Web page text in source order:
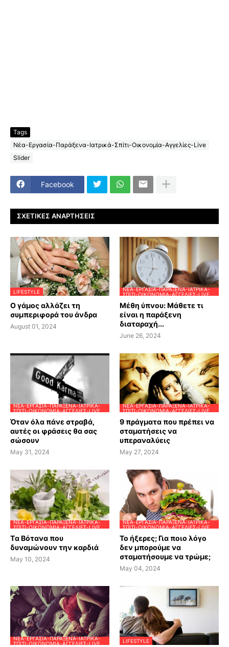
Tags
Νέα-Εργασία-Παράξενα-Ιατρικά-Σπίτι-Οικονομία-Αγγελίες-Live
Slider
Facebook
ΣΧΕΤΙΚΈΣ ΑΝΑΡΤΉΣΕΙΣ
LIFESTYLE
Ο γάμος αλλάζει τη
συμπεριφορά του άνδρα
August 01, 2024
ΝΈΑ-ΕΡΓΑΣΊΑ-ΠΑΡΆΞΕΝΑ-ΙΑΤΡΙΚΆ-
ΣΠΊΤΙ-ΟΙΚΟΝΟΜΊΑ-ΑΓΓΕΛΊΕΣ-LIVE
Μέθη ύπνου: Μάθετε τι
είναι η παράξενη
διαταραχή...
June 26, 2024
ΝΈΑ-ΕΡΓΑΣΊΑ-ΠΑΡΆΞΕΝΑ-ΙΑΤΡΙΚΆ-
ΣΠΊΤΙ-ΟΙΚΟΝΟΜΊΑ-ΑΓΓΕΛΊΕΣ-LIVE
Όταν όλα πάνε στραβά,
αυτές οι φράσεις θα σας
σώσουν
May 31, 2024
ΝΈΑ-ΕΡΓΑΣΊΑ-ΠΑΡΆΞΕΝΑ-ΙΑΤΡΙΚΆ-
ΣΠΊΤΙ-ΟΙΚΟΝΟΜΊΑ-ΑΓΓΕΛΊΕΣ-LIVE
9 πράγματα που πρέπει να
σταματήσεις να
υπεραναλύεις
May 27, 2024
ΝΈΑ-ΕΡΓΑΣΊΑ-ΠΑΡΆΞΕΝΑ-ΙΑΤΡΙΚΆ-
ΣΠΊΤΙ-ΟΙΚΟΝΟΜΊΑ-ΑΓΓΕΛΊΕΣ-LIVE
Tα Βότανα που
δυναμώνουν την καρδιά
May 10, 2024
ΝΈΑ-ΕΡΓΑΣΊΑ-ΠΑΡΆΞΕΝΑ-ΙΑΤΡΙΚΆ-
ΣΠΊΤΙ-ΟΙΚΟΝΟΜΊΑ-ΑΓΓΕΛΊΕΣ-LIVE
Το ήξερες; Για ποιο λόγο
δεν μπορούμε να
σταματήσουμε να τρώμε;
May 04, 2024
ΝΈΑ-ΕΡΓΑΣΊΑ-ΠΑΡΆΞΕΝΑ-ΙΑΤΡΙΚΆ-
ΣΠΊΤΙ-ΟΙΚΟΝΟΜΊΑ-ΑΓΓΕΛΊΕΣ-LIVE
LIFESTYLE